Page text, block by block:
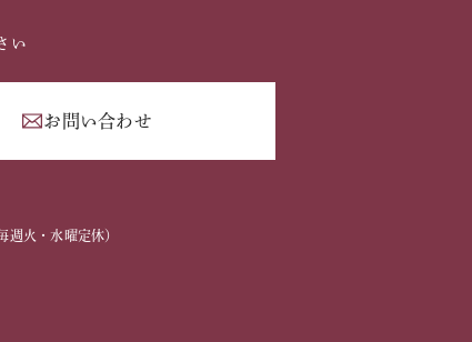
い
お問い合わせ
火・水曜定休）